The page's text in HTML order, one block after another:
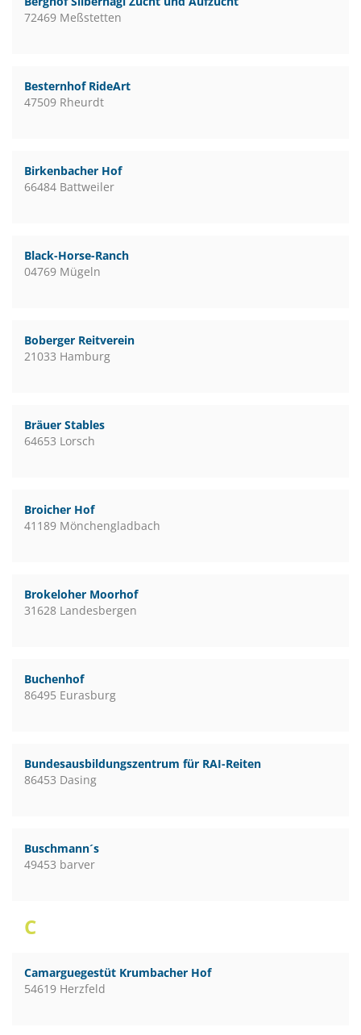
72469 Meßstetten
Besternhof RideArt
47509 Rheurdt
Birkenbacher Hof
66484 Battweiler
Black-Horse-Ranch
04769 Mügeln
Boberger Reitverein
21033 Hamburg
Bräuer Stables
64653 Lorsch
Broicher Hof
41189 Mönchengladbach
Brokeloher Moorhof
31628 Landesbergen
Buchenhof
86495 Eurasburg
Bundesausbildungszentrum für RAI-Reiten
86453 Dasing
Buschmann´s
49453 barver
C
Camarguegestüt Krumbacher Hof
54619 Herzfeld